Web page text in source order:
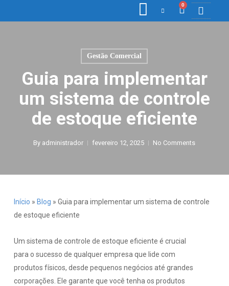
0
Gestão Comercial
Guia para implementar
um sistema de controle
de estoque eficiente
By administrador fevereiro 12, 2025 No Comments
Início » Blog » Guia para implementar um sistema de controle
de estoque eficiente
Um sistema de controle de estoque eficiente é crucial
para o sucesso de qualquer empresa que lide com
produtos físicos, desde pequenos negócios até grandes
corporações. Ele garante que você tenha os produtos